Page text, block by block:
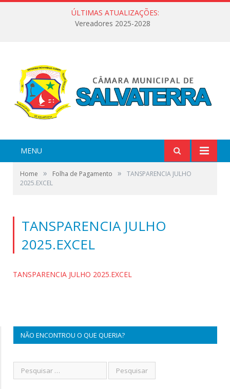
ÚLTIMAS ATUALIZAÇÕES:
Vereadores 2025-2028
MENU
Home » Folha de Pagamento »
TANSPARENCIA JULHO
2025.EXCEL
TANSPARENCIA JULHO
2025.EXCEL
TANSPARENCIA JULHO 2025.EXCEL
NÃO ENCONTROU O QUE QUERIA?